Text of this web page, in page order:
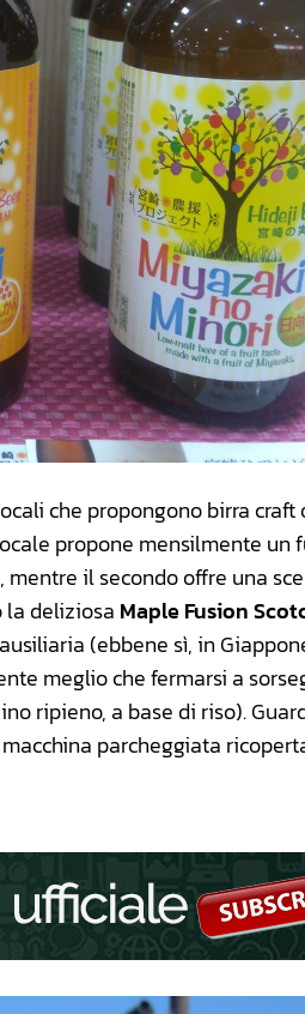
che propongono birra craft
propone mensilmente un
il secondo offre una
la deliziosa Maple Fusion
(ebbene sì, in
meglio che fermarsi a
ripieno, a base di riso).
parcheggiata